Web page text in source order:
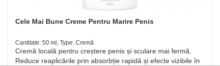
Cele Mai Bune Creme Pentru Marire Penis
Cantitate: 50 ml, Type: Cremă
Cremă locală pentru creștere penis și sculare mai fermă.
Reduce reaplicările prin absorbție rapidă și efecte vizibile în